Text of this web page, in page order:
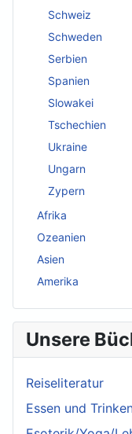
Schweiz
Schweden
Serbien
Spanien
Slowakei
Tschechien
Ukraine
Ungarn
Zypern
Afrika
Ozeanien
Asien
Amerika
Unsere
Reiseliteratur
Essen und